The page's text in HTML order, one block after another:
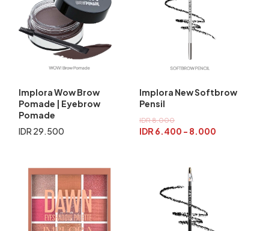
Implora Wow Brow
Pomade | Eyebrow
Pomade
IDR 29.500
Implora New Softbrow
Pensil
IDR 8.000
IDR 6.400 - 8.000